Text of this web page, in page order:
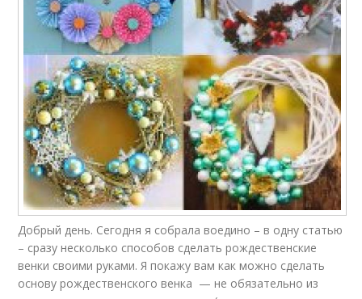
Добрый день. Сегодня я собрала воедино – в одну статью
– сразу несколько способов сделать рождественские
венки своими руками. Я покажу вам как можно сделать
основу рождественского венка — не обязательно из